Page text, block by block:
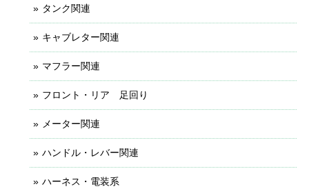
タンク関連
キャブレター関連
マフラー関連
フロント・リア 足回り
メーター関連
ハンドル・レバー関連
ハーネス・電装系